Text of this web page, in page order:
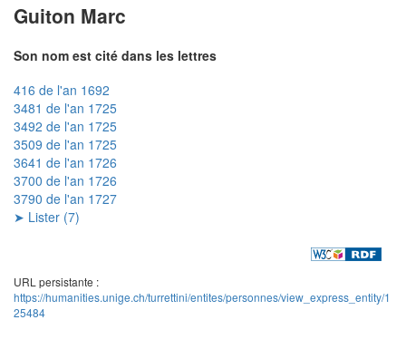
Guiton Marc
Son nom est cité dans les lettres
416 de l'an 1692
3481 de l'an 1725
3492 de l'an 1725
3509 de l'an 1725
3641 de l'an 1726
3700 de l'an 1726
3790 de l'an 1727
➤ Lister (7)
URL persistante :
https://humanities.unige.ch/turrettini/entites/personnes/view_express_entity/1
25484